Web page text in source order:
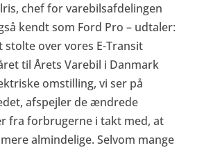
chef for varebilsafdelingen
kendt som Ford Pro – udtaler:
stolte over vores E-Transit
til Årets Varebil i Danmark
omstilling, vi ser på
afspejler de ændrede
fra forbrugerne i takt med, at
almindelige. Selvom mange